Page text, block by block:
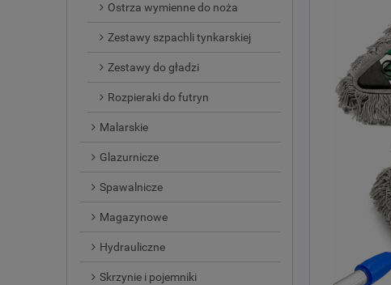
Ostrza wymienne do noża
Zestawy szpachli tynkarskiej
Zestawy do gładzi
Rozpieraki do futryn
Malarskie
Glazurnicze
Spawalnicze
Magazynowe
Hydrauliczne
Skrzynie i pojemniki